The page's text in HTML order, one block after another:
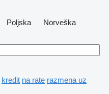
Poljska
Norveška
kredit na rate razmena uz